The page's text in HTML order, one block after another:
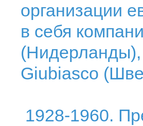
организации
в себя
Giubiasco
1928-1960.